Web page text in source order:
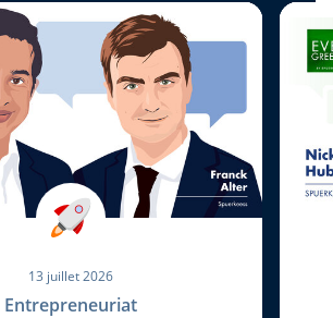
13 juillet 2026
Entrepreneuriat